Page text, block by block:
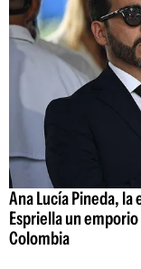
Ana Lucía Pineda,
Espriella un
Colombia